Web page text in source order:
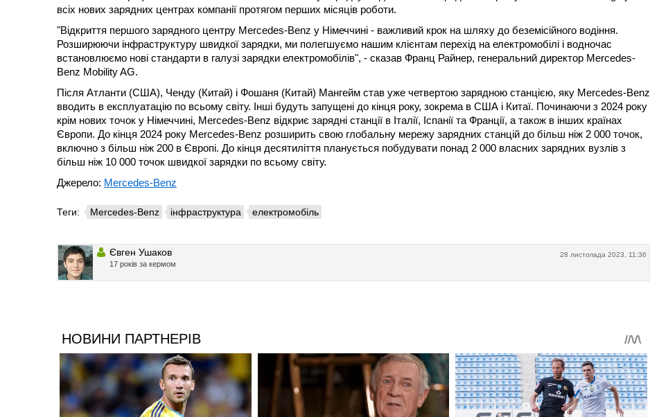
всіх нових зарядних центрах компанії протягом перших місяців роботи.
"Відкриття першого зарядного центру Mercedes-Benz у Німеччині - важливий крок на шляху до беземісійного водіння.
Розширюючи інфраструктуру швидкої зарядки, ми полегшуємо нашим клієнтам перехід на електромобілі і водночас
встановлюємо нові стандарти в галузі зарядки електромобілів", - сказав Франц Райнер, генеральний директор Mercedes-
Benz Mobility AG.
Після Атланти (США), Ченду (Китай) і Фошаня (Китай) Мангейм став уже четвертою зарядною станцією, яку Mercedes-Benz
вводить в експлуатацію по всьому світу. Інші будуть запущені до кінця року, зокрема в США і Китаї. Починаючи з 2024 року
крім нових точок у Німеччині, Mercedes-Benz відкриє зарядні станції в Італії, Іспанії та Франції, а також в інших країнах
Європи. До кінця 2024 року Mercedes-Benz розширить свою глобальну мережу зарядних станцій до більш ніж 2 000 точок,
включно з більш ніж 200 в Європі. До кінця десятиліття планується побудувати понад 2 000 власних зарядних вузлів з
більш ніж 10 000 точок швидкої зарядки по всьому світу.
Джерело: Mercedes-Benz
Теги: Mercedes-Benz інфраструктура електромобіль
28 листопада 2023, 11:36
Євген Ушаков
17 років за кермом